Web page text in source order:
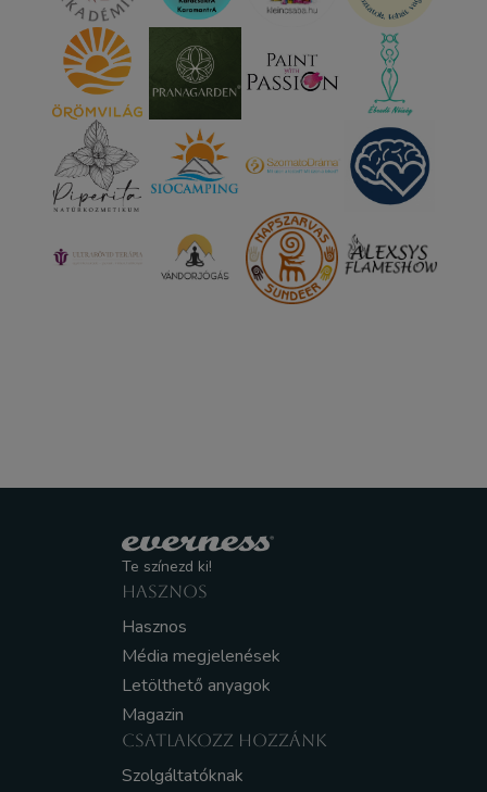
Te színezd ki!
HASZNOS
Hasznos
Média megjelenések
Letölthető anyagok
Magazin
CSATLAKOZZ HOZZÁNK
Szolgáltatóknak